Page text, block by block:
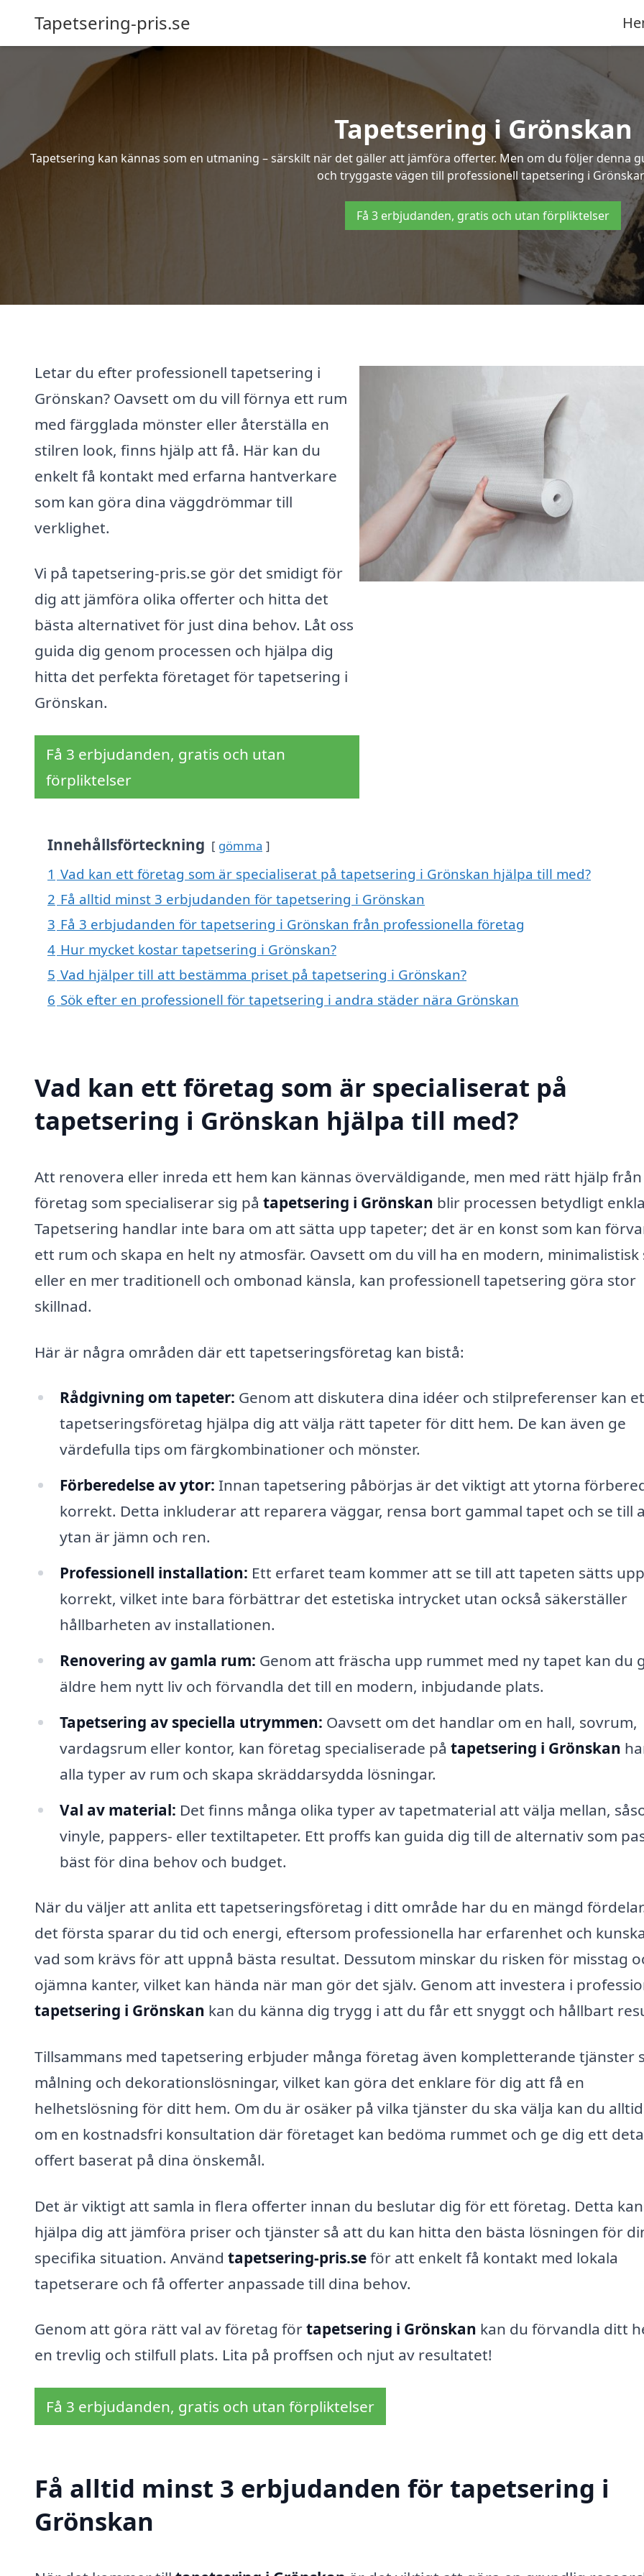
Tapetsering-pris.se
Tapetsering i Grönskan
Tapetsering kan kännas som en utmaning – särskilt när det gäller att jämföra offerter. Men om du följer denna
och tryggaste vägen till professionell tapetsering i
Få 3 erbjudanden, gratis och utan förpliktelser
Letar du efter professionell tapetsering i
Grönskan? Oavsett om du vill förnya ett rum
med färgglada mönster eller återställa en
stilren look, finns hjälp att få. Här kan du
enkelt få kontakt med erfarna hantverkare
som kan göra dina väggdrömmar till
verklighet.
Vi på tapetsering-pris.se gör det smidigt för
dig att jämföra olika offerter och hitta det
bästa alternativet för just dina behov. Låt oss
guida dig genom processen och hjälpa dig
hitta det perfekta företaget för tapetsering i
Grönskan.
Få 3 erbjudanden, gratis och utan
förpliktelser
Innehållsförteckning gömma
1 Vad kan ett företag som är specialiserat på tapetsering i Grönskan hjälpa till med?
2 Få alltid minst 3 erbjudanden för tapetsering i Grönskan
3 Få 3 erbjudanden för tapetsering i Grönskan från professionella företag
4 Hur mycket kostar tapetsering i Grönskan?
5 Vad hjälper till att bestämma priset på tapetsering i Grönskan?
6 Sök efter en professionell för tapetsering i andra städer nära Grönskan
Vad kan ett företag som är specialiserat på
tapetsering i Grönskan hjälpa till med?
Att renovera eller inreda ett hem kan kännas överväldigande, men med rätt hjälp
företag som specialiserar sig på tapetsering i Grönskan blir processen betydligt
Tapetsering handlar inte bara om att sätta upp tapeter; det är en konst som kan
ett rum och skapa en helt ny atmosfär. Oavsett om du vill ha en modern, minimalistisk
eller en mer traditionell och ombonad känsla, kan professionell tapetsering göra stor
skillnad.
Här är några områden där ett tapetseringsföretag kan bistå:
Rådgivning om tapeter: Genom att diskutera dina idéer och stilpreferenser kan
tapetseringsföretag hjälpa dig att välja rätt tapeter för ditt hem. De kan även ge
värdefulla tips om färgkombinationer och mönster.
Förberedelse av ytor: Innan tapetsering påbörjas är det viktigt att ytorna
korrekt. Detta inkluderar att reparera väggar, rensa bort gammal tapet och se till
ytan är jämn och ren.
Professionell installation: Ett erfaret team kommer att se till att tapeten sätts upp
korrekt, vilket inte bara förbättrar det estetiska intrycket utan också säkerställer
hållbarheten av installationen.
Renovering av gamla rum: Genom att fräscha upp rummet med ny tapet kan du
äldre hem nytt liv och förvandla det till en modern, inbjudande plats.
Tapetsering av speciella utrymmen: Oavsett om det handlar om en hall, sovrum,
vardagsrum eller kontor, kan företag specialiserade på tapetsering i Grönskan
alla typer av rum och skapa skräddarsydda lösningar.
Val av material: Det finns många olika typer av tapetmaterial att välja mellan,
vinyle, pappers- eller textiltapeter. Ett proffs kan guida dig till de alternativ som
bäst för dina behov och budget.
När du väljer att anlita ett tapetseringsföretag i ditt område har du en mängd
det första sparar du tid och energi, eftersom professionella har erfarenhet och
vad som krävs för att uppnå bästa resultat. Dessutom minskar du risken för misstag
ojämna kanter, vilket kan hända när man gör det själv. Genom att investera i
tapetsering i Grönskan kan du känna dig trygg i att du får ett snyggt och hållbart
Tillsammans med tapetsering erbjuder många företag även kompletterande tjänster
målning och dekorationslösningar, vilket kan göra det enklare för dig att få en
helhetslösning för ditt hem. Om du är osäker på vilka tjänster du ska välja kan du
om en kostnadsfri konsultation där företaget kan bedöma rummet och ge dig ett
offert baserat på dina önskemål.
Det är viktigt att samla in flera offerter innan du beslutar dig för ett företag. Detta kan
hjälpa dig att jämföra priser och tjänster så att du kan hitta den bästa lösningen för
specifika situation. Använd tapetsering-pris.seför att enkelt få kontakt med lokala
tapetserare och få offerter anpassade till dina behov.
Genom att göra rätt val av företag förtapetsering i Grönskan kan du förvandla ditt
en trevlig och stilfull plats. Lita på proffsen och njut av resultatet!
Få 3 erbjudanden, gratis och utan förpliktelser
Få alltid minst 3 erbjudanden för tapetsering i
Grönskan